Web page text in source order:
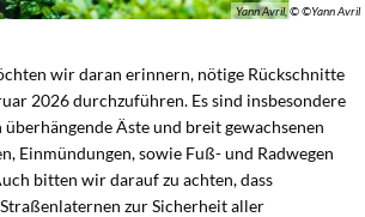
Yann Avril, © ©Yann Avril
wir daran erinnern, nötige Rückschnitte
2026 durchzuführen. Es sind insbesondere
Äste und breit gewachsenen
Einmündungen, sowie Fuß- und Radwegen
bitten wir darauf zu achten, dass
zur Sicherheit aller